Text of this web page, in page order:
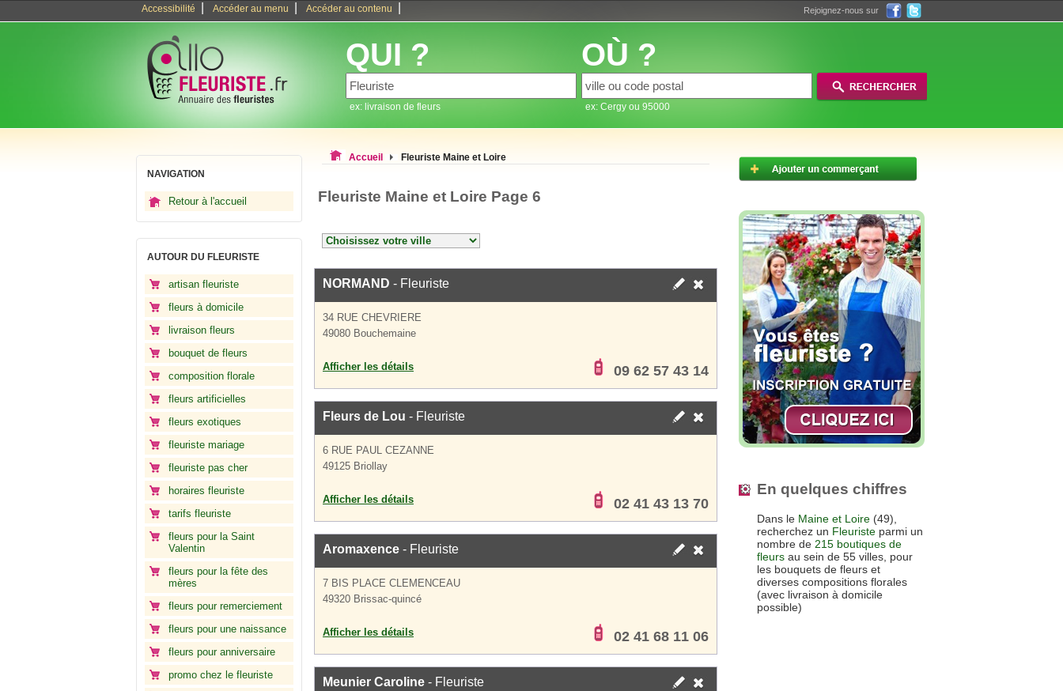
Accessibilité Accéder au menu Accéder au contenu Rejoignez-nous sur
QUI ?
ex: livraison de fleurs
OÙ ?
ex: Cergy ou 95000
NAVIGATION
Retour à l'accueil
AUTOUR DU FLEURISTE
artisan fleuriste
fleurs à domicile
livraison fleurs
bouquet de fleurs
composition florale
fleurs artificielles
fleurs exotiques
fleuriste mariage
fleuriste pas cher
horaires fleuriste
tarifs fleuriste
fleurs pour la Saint
Valentin
fleurs pour la fête des
mères
fleurs pour remerciement
fleurs pour une naissance
fleurs pour anniversaire
promo chez le fleuriste
Accueil Fleuriste Maine et Loire
Fleuriste Maine et Loire Page 6
NORMAND - Fleuriste
34 RUE CHEVRIERE
49080 Bouchemaine
Afficher les détails 09 62 57 43 14
Fleurs de Lou - Fleuriste
6 RUE PAUL CEZANNE
49125 Briollay
Afficher les détails 02 41 43 13 70
Aromaxence - Fleuriste
7 BIS PLACE CLEMENCEAU
49320 Brissac-quincé
Afficher les détails 02 41 68 11 06
Meunier Caroline - Fleuriste
En quelques chiffres
Dans le Maine et Loire (49),
recherchez un Fleuriste parmi un
nombre de 215 boutiques de
fleurs au sein de 55 villes, pour
les bouquets de fleurs et
diverses compositions florales
(avec livraison à domicile
possible)